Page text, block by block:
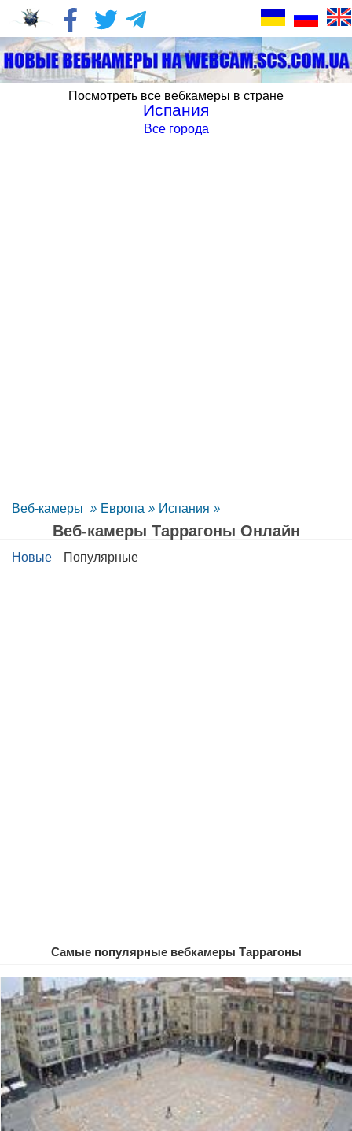
Посмотреть все вебкамеры в стране
Испания
Все города
Веб-камеры » Европа » Испания »
Веб-камеры Таррагоны Oнлайн
Новые Популярные
Самые популярные вебкамеры Таррагоны